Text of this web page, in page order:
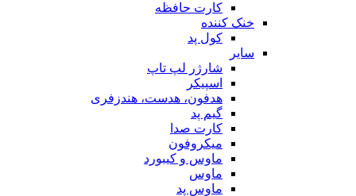
کارت حافظه
خنک کننده
کول پد
سایر
شارژر لپ تاپ
اسپیکر
هدفون، هدست، هندزفری
گیم پد
کارت صدا
میکروفون
ماوس و کیبورد
ماوس
ماوس پد